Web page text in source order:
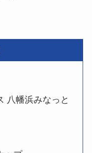
八幡浜みなっと